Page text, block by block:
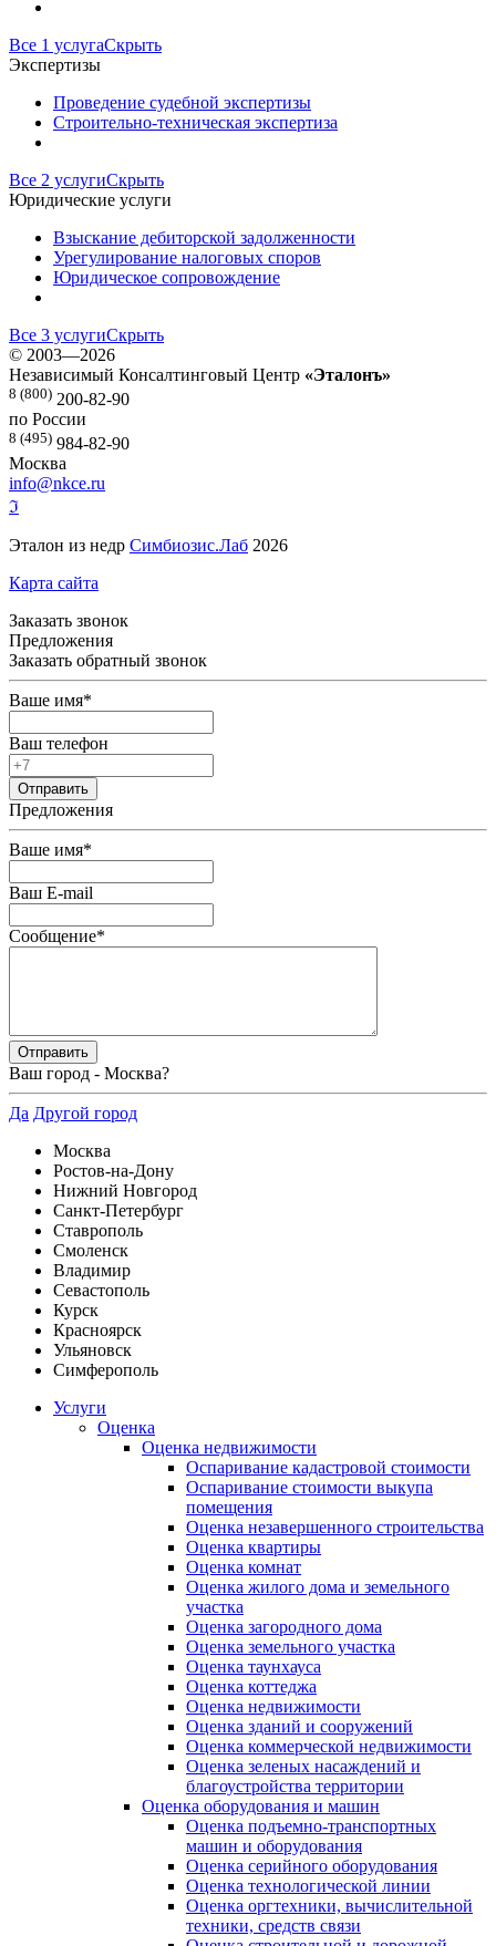
Все 1 услугаСкрыть
Экспертизы
Проведение судебной экспертизы
Строительно-техническая экспертиза
Все 2 услугиСкрыть
Юридические услуги
Взыскание дебиторской задолженности
Урегулирование налоговых споров
Юридическое сопровождение
Все 3 услугиСкрыть
© 2003—2026
Независимый Консалтинговый Центр «Эталонъ»
8 (800) 200-82-90
по России
8 (495) 984-82-90
Москва
info@nkce.ru
ℑ
Эталон из недр Симбиозис.Лаб 2026
Карта сайта
Заказать звонок
Предложения
Заказать обратный звонок
Ваше имя*
Ваш телефон
Предложения
Ваше имя*
Ваш E-mail
Сообщение*
Ваш город - Москва?
Да Другой город
Москва
Ростов-на-Дону
Нижний Новгород
Санкт-Петербург
Ставрополь
Смоленск
Владимир
Севастополь
Курск
Красноярск
Ульяновск
Симферополь
Услуги
Оценка
Оценка недвижимости
Оспаривание кадастровой стоимости
Оспаривание стоимости выкупа
помещения
Оценка незавершенного строительства
Оценка квартиры
Оценка комнат
Оценка жилого дома и земельного
участка
Оценка загородного дома
Оценка земельного участка
Оценка таунхауса
Оценка коттеджа
Оценка недвижимости
Оценка зданий и сооружений
Оценка коммерческой недвижимости
Оценка зеленых насаждений и
благоустройства территории
Оценка оборудования и машин
Оценка подъемно-транспортных
машин и оборудования
Оценка серийного оборудования
Оценка технологической линии
Оценка оргтехники, вычислительной
техники, средств связи